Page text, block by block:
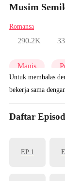
Musim
Romansa
290.2K
Manis
Untuk membalas
bekerja sama
Daftar
EP 1